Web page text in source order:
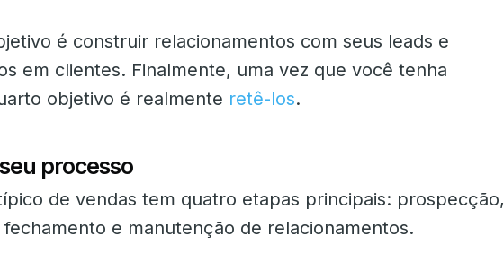
é construir relacionamentos com seus leads e
em clientes. Finalmente, uma vez que você tenha
objetivo é realmente retê-los.
processo
de vendas tem quatro etapas principais: prospecção,
e manutenção de relacionamentos.